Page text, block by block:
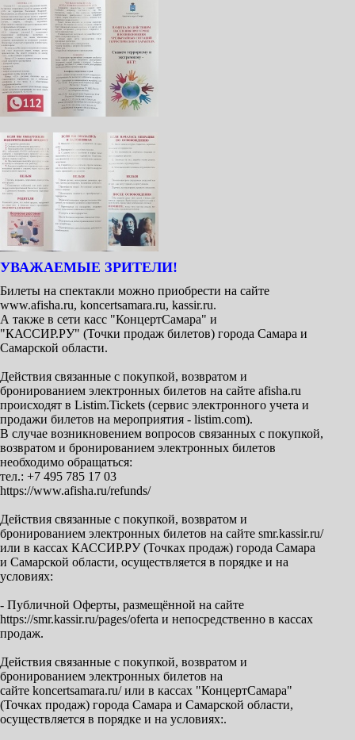
УВАЖАЕМЫЕ ЗРИТЕЛИ!
Билеты на спектакли можно приобрести на сайте
www.afisha.ru, koncertsamara.ru, kassir.ru.
А также в сети касс "КонцертСамара" и
"КАССИР.РУ" (Точки продаж билетов) города Самара и
Самарской области.
Действия связанные с покупкой, возвратом и
бронированием электронных билетов на сайте afisha.ru
происходят в Listim.Tickets (сервис электронного учета и
продажи билетов на мероприятия - listim.com).
В случае возникновением вопросов связанных с покупкой,
возвратом и бронированием электронных билетов
необходимо обращаться:
тел.: +7 495 785 17 03
https://www.afisha.ru/refunds/
Действия связанные с покупкой, возвратом и
бронированием электронных билетов на сайте smr.kassir.ru/
или в кассах КАССИР.РУ (Точках продаж) города Самара
и Самарской области, осуществляется в порядке и на
условиях:
- Публичной Оферты, размещённой на сайте
https://smr.kassir.ru/pages/oferta и непосредственно в кассах
продаж.
Действия связанные с покупкой, возвратом и
бронированием электронных билетов на
сайте koncertsamara.ru/ или в кассах "КонцертСамара"
(Точках продаж) города Самара и Самарской области,
осуществляется в порядке и на условиях:.